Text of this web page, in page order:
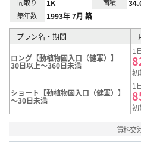
間取り 1K 面積
築年数 1993年 7月 築
プラン名・期間
ロング【動植物園入口（健軍）】
30日以上～360日未満
1
初
ショート【動植物園入口（健軍）】
～30日未満
1
初
賃料交